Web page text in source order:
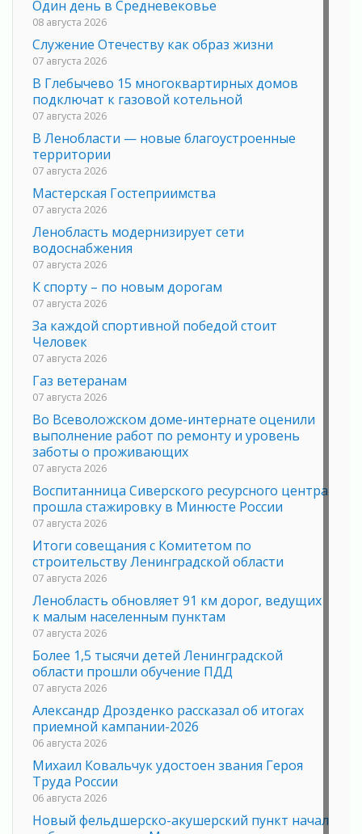
Один день в Средневековье
08 августа 2026
Служение Отечеству как образ жизни
07 августа 2026
В Глебычево 15 многоквартирных домов
подключат к газовой котельной
07 августа 2026
В Ленобласти — новые благоустроенные
территории
07 августа 2026
Мастерская Гостеприимства
07 августа 2026
Ленобласть модернизирует сети
водоснабжения
07 августа 2026
К спорту – по новым дорогам
07 августа 2026
За каждой спортивной победой стоит
Человек
07 августа 2026
Газ ветеранам
07 августа 2026
Во Всеволожском доме-интернате оценили
выполнение работ по ремонту и уровень
заботы о проживающих
07 августа 2026
Воспитанница Сиверского ресурсного центра
прошла стажировку в Минюсте России
07 августа 2026
Итоги совещания с Комитетом по
строительству Ленинградской области
07 августа 2026
Ленобласть обновляет 91 км дорог, ведущих
к малым населенным пунктам
07 августа 2026
Более 1,5 тысячи детей Ленинградской
области прошли обучение ПДД
07 августа 2026
Александр Дрозденко рассказал об итогах
приемной кампании-2026
06 августа 2026
Михаил Ковальчук удостоен звания Героя
Труда России
06 августа 2026
Новый фельдшерско-акушерский пункт начал